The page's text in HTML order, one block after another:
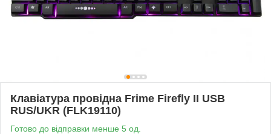
Клавіатура провідна Frime Firefly II USB
RUS/UKR (FLK19110)
Готово до відправки менше 5 од.